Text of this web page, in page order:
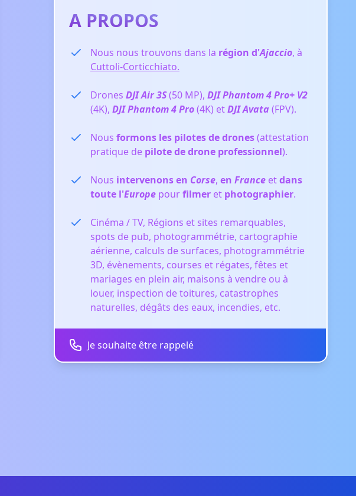
A PROPOS
Nous nous trouvons dans la région d'Ajaccio, à
Cuttoli-Corticchiato.
Drones DJI Air 3S(50 MP), DJI Phantom 4 Pro+ V2
(4K), DJI Phantom 4 Pro(4K) etDJI Avata (FPV).
Nous formons les pilotes de drones(attestation
pratique de pilote de drone professionnel).
Nous intervenons en Corse, en France etdans
toute l'Europe pourfilmer et photographier.
Cinéma / TV, Régions et sites remarquables,
spots de pub, photogrammétrie, cartographie
aérienne, calculs de surfaces, photogrammétrie
3D, évènements, courses et régates, fêtes et
mariages en plein air, maisons à vendre ou à
louer, inspection de toitures, catastrophes
naturelles, dégâts des eaux, incendies, etc.
Je souhaite être rappelé